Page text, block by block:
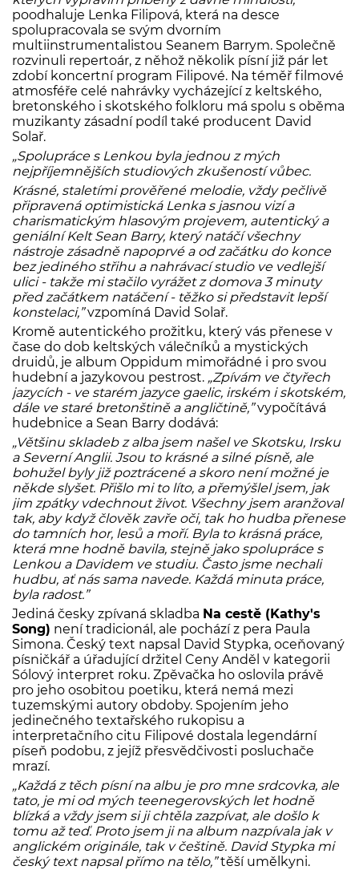
poodhaluje Lenka Filipová, která na desce
spolupracovala se svým dvorním
multiinstrumentalistou Seanem Barrym. Společně
rozvinuli repertoár, z něhož několik písní již pár let
zdobí koncertní program Filipové. Na téměř filmové
atmosféře celé nahrávky vycházející z keltského,
bretonského i skotského folkloru má spolu s oběma
muzikanty zásadní podíl také producent David
Solař.
„Spolupráce s Lenkou byla jednou z mých
nejpříjemnějších studiových zkušeností vůbec.
Krásné, staletími prověřené melodie, vždy pečlivě
připravená optimistická Lenka s jasnou vizí a
charismatickým hlasovým projevem, autentický a
geniální Kelt Sean Barry, který natáčí všechny
nástroje zásadně napoprvé a od začátku do konce
bez jediného střihu a nahrávací studio ve vedlejší
ulici - takže mi stačilo vyrážet z domova 3 minuty
před začátkem natáčení - těžko si představit lepší
konstelaci,”vzpomíná David Solař.
Kromě autentického prožitku, který vás přenese v
čase do dob keltských válečníků a mystických
druidů, je album Oppidum mimořádné i pro svou
hudební a jazykovou pestrost. „Zpívám ve čtyřech
jazycích - ve starém jazyce gaelic, irském i skotském,
dále ve staré bretonštině a angličtině,”vypočítává
hudebnice a Sean Barry dodává:
„Většinu skladeb z alba jsem našel ve Skotsku, Irsku
a Severní Anglii. Jsou to krásné a silné písně, ale
bohužel byly již poztrácené a skoro není možné je
někde slyšet. Přišlo mi to líto, a přemýšlel jsem, jak
jim zpátky vdechnout život. Všechny jsem aranžoval
tak, aby když člověk zavře oči, tak ho hudba přenese
do tamních hor, lesů a moří. Byla to krásná práce,
která mne hodně bavila, stejně jako spolupráce s
Lenkou a Davidem ve studiu. Často jsme nechali
hudbu, ať nás sama navede. Každá minuta práce,
byla radost.”
Jediná česky zpívaná skladba Na cestě (Kathy's
Song) není tradicionál, ale pochází z pera Paula
Simona. Český text napsal David Stypka, oceňovaný
písničkář a úřadující držitel Ceny Anděl v kategorii
Sólový interpret roku. Zpěvačka ho oslovila právě
pro jeho osobitou poetiku, která nemá mezi
tuzemskými autory obdoby. Spojením jeho
jedinečného textařského rukopisu a
interpretačního citu Filipové dostala legendární
píseň podobu, z jejíž přesvědčivosti posluchače
mrazí.
„Každá z těch písní na albu je pro mne srdcovka, ale
tato, je mi od mých teenegerovských let hodně
blízká a vždy jsem si ji chtěla zazpívat, ale došlo k
tomu až teď. Proto jsem ji na album nazpívala jak v
anglickém originále, tak v češtině. David Stypka mi
český text napsal přímo na tělo,”těší umělkyni.